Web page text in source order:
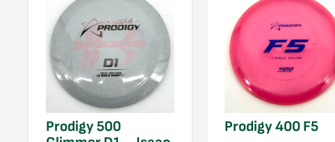
Prodigy 500
Prodigy 400 F5